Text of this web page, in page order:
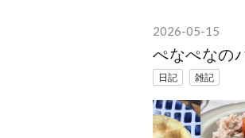
2026-05-15
ぺなぺなの
日記 雑記